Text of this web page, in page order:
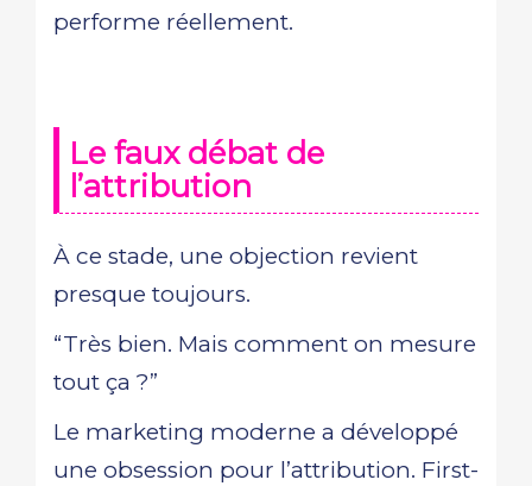
performe réellement.
Le faux débat de
l’attribution
À ce stade, une objection revient
presque toujours.
“Très bien. Mais comment on mesure
tout ça ?”
Le marketing moderne a développé
une obsession pour l’attribution. First-